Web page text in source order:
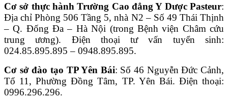
Cơ sở thực hành Trường Cao đẳng Y Dược Pasteur:
Địa chỉ Phòng 506 Tầng 5, nhà N2 – Số 49 Thái Thịnh
– Q. Đống Đa – Hà Nội (trong Bệnh viện Châm cứu
trung ương). Điện thoại tư vấn tuyển sinh:
024.85.895.895 – 0948.895.895.
Cơ sở đào tạo TP Yên Bái: Số 46 Nguyễn Đức Cảnh,
Tổ 11, Phường Đồng Tâm, TP. Yên Bái. Điện thoại:
0996.296.296.